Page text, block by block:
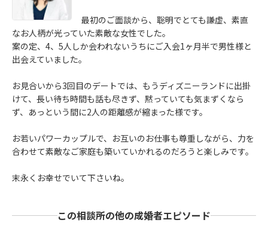
最初のご面談から、聡明でとても謙虚、素直
なお人柄が光っていた素敵な女性でした。
案の定、4、5人しか会われないうちにご入会1ヶ月半で男性様と
出会えていました。
お見合いから3回目のデートでは、もうディズニーランドに出掛
けて、長い待ち時間も話も尽きず、黙っていても気まずくなら
ず、あっという間に2人の距離感が縮まった様です。
お若いパワーカップルで、お互いのお仕事も尊重しながら、力を
合わせて素敵なご家庭も築いていかれるのだろうと楽しみです。
末永くお幸せでいて下さいね。
この相談所の他の成婚者エピソード